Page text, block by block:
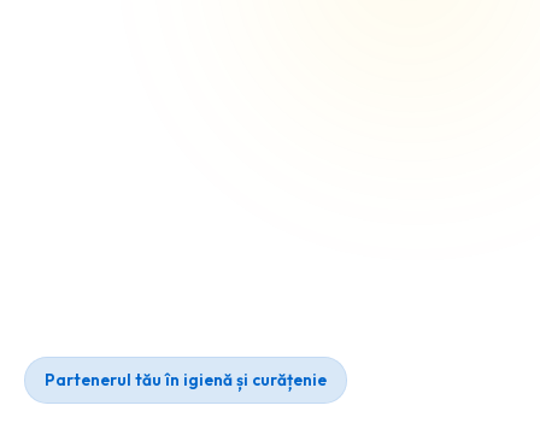
Partenerul tău în igienă și curățenie